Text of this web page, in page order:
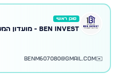
סוכן ראשי
BEN INVEST - מועדון המשקיעים
✉️
BenM607080@gmail.com